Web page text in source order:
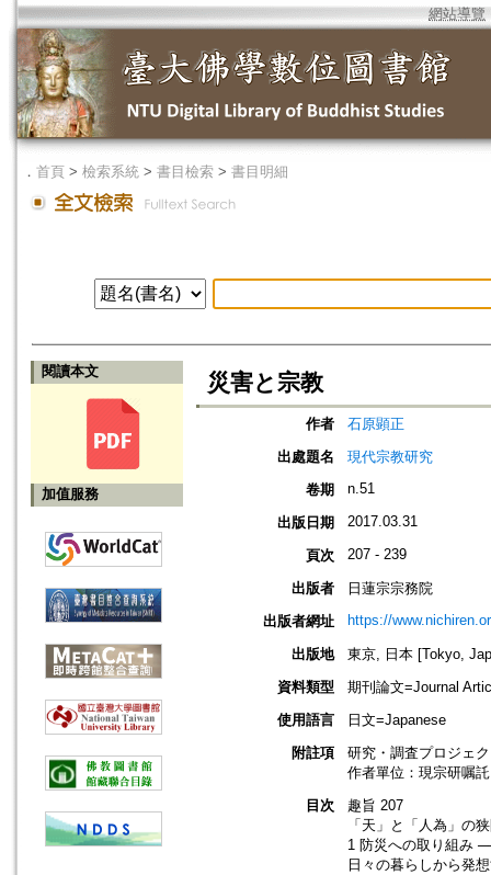
網站導覽
． 首頁 > 檢索系統 > 書目檢索 > 書目明細
閱讀本文
加值服務
災害と宗教
作者
石原顕正
出處題名
現代宗教研究
卷期
n.51
出版日期 2017.03.31
頁次 207 - 239
出版者
日蓮宗宗務院
出版者網址
https://
出版地
東京, 日本 [Tokyo,
資料類型
期刊論文=Journal
使用語言
日文=Japanese
附註項
研究・調査プロジェ
作者單位：現宗研嘱
目次
趣旨 207
「天」と「人為」の
1 防災への取り組み
日々の暮らしから発